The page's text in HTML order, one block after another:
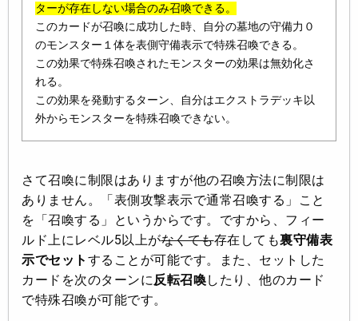
ターが存在しない場合のみ召喚できる。
このカードが召喚に成功した時、自分の墓地の守備力０
のモンスター１体を表側守備表示で特殊召喚できる。
この効果で特殊召喚されたモンスターの効果は無効化さ
れる。
この効果を発動するターン、自分はエクストラデッキ以
外からモンスターを特殊召喚できない。
さて召喚に制限はありますが他の召喚方法に制限は
ありません。「表側攻撃表示で通常召喚する」こと
を「召喚する」というからです。ですから、フィー
ルド上にレベル5以上がなくても存在しても裏守備表
示でセット することが可能です。また、セットした
カードを次のターンに反転召喚したり、他のカード
で特殊召喚が可能です。